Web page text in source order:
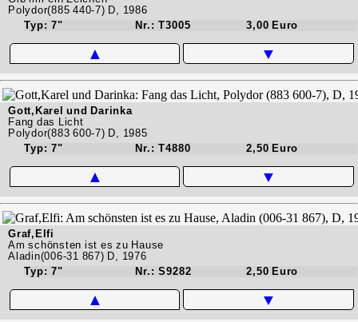
Polydor(885 440-7) D, 1986
Typ: 7"
Nr.: T3005 3,00 Euro
▲ ▼
Gott,Karel und Darinka
Fang das Licht
Polydor(883 600-7) D, 1985
Typ: 7"
Nr.: T4880 2,50 Euro
▲ ▼
Graf,Elfi
Am schönsten ist es zu Hause
Aladin(006-31 867) D, 1976
Typ: 7"
Nr.: S9282 2,50 Euro
▲ ▼